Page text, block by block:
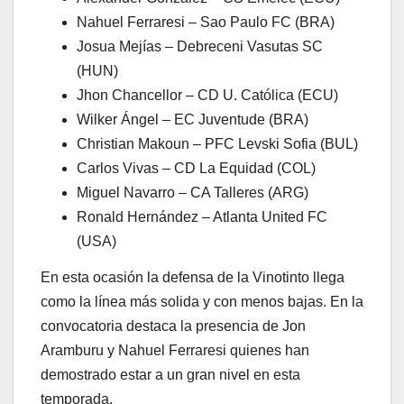
Nahuel Ferraresi – Sao Paulo FC (BRA)
Josua Mejías – Debreceni Vasutas SC
(HUN)
Jhon Chancellor – CD U. Católica (ECU)
Wilker Ángel – EC Juventude (BRA)
Christian Makoun – PFC Levski Sofia (BUL)
Carlos Vivas – CD La Equidad (COL)
Miguel Navarro – CA Talleres (ARG)
Ronald Hernández – Atlanta United FC
(USA)
En esta ocasión la defensa de la Vinotinto llega
como la línea más solida y con menos bajas. En la
convocatoria destaca la presencia de Jon
Aramburu y Nahuel Ferraresi quienes han
demostrado estar a un gran nivel en esta
temporada.